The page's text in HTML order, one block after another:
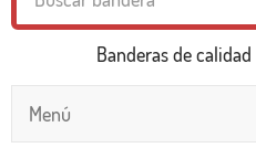
Banderas de
Menú